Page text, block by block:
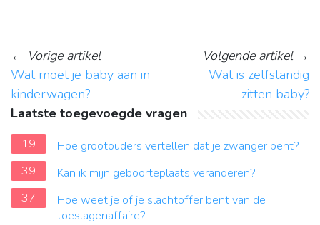
← Vorige artikel
Wat moet je baby aan in
kinderwagen?
Volgende artikel→
Wat is zelfstandig
zitten baby?
Laatste toegevoegde vragen
19
Hoe grootouders vertellen dat je zwanger bent?
39
Kan ik mijn geboorteplaats veranderen?
37
Hoe weet je of je slachtoffer bent van de
toeslagenaffaire?